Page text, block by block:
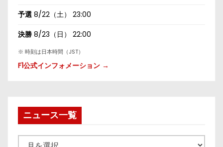
予選 8/22（土） 23:00
決勝 8/23（日） 22:00
※ 時刻は日本時間（JST）
F1公式インフォメーション →
ニュース一覧